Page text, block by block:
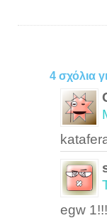
4 σχόλια
egw 1!!!